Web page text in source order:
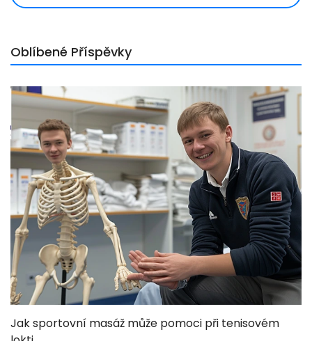
Oblíbené Příspěvky
Jak sportovní masáž může pomoci při tenisovém